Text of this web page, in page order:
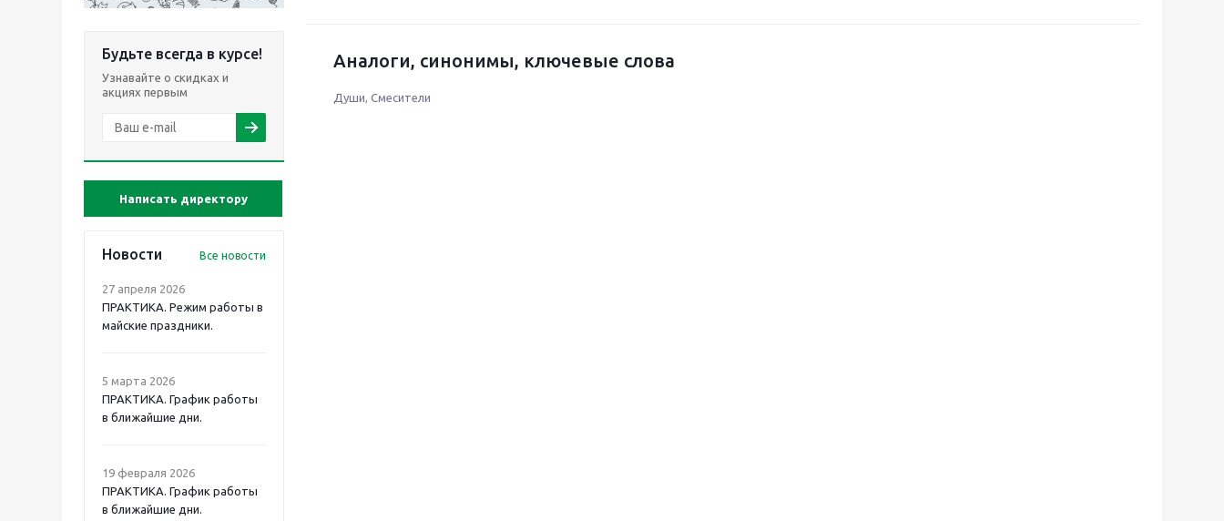
Будьте всегда в курсе!
Узнавайте о скидках и
акциях первым
Написать директору
Новости Все новости
27 апреля 2026
ПРАКТИКА. Режим работы в
майские праздники.
5 марта 2026
ПРАКТИКА. График работы
в ближайшие дни.
19 февраля 2026
ПРАКТИКА. График работы
в ближайшие дни.
Аналоги, синонимы, ключевые слова
Души Смесители